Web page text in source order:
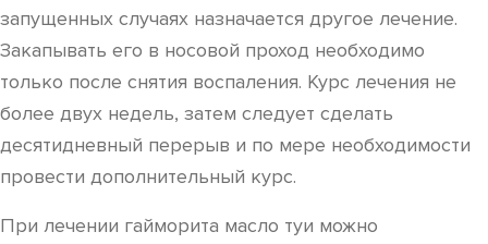
запущенных случаях назначается другое лечение.
Закапывать его в носовой проход необходимо
только после снятия воспаления. Курс лечения не
более двух недель, затем следует сделать
десятидневный перерыв и по мере необходимости
провести дополнительный курс.
При лечении гайморита масло туи можно